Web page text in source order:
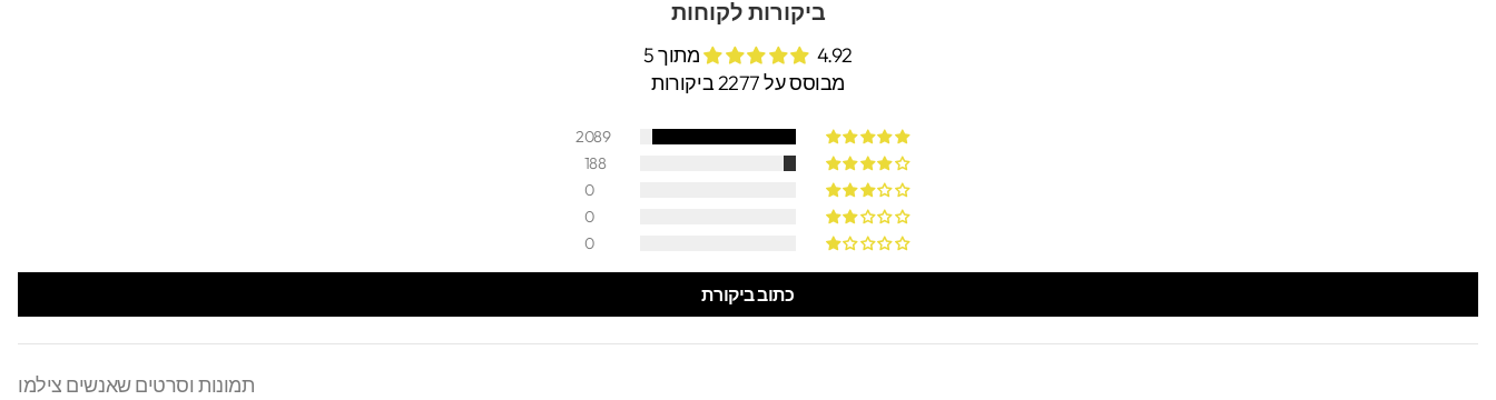
ביקורות לקוחות
4.92 מתוך 5
מבוסס על 2277 ביקורות
2089
188
0
0
0
כתוב ביקורת
תמונות וסרטים שאנשים צילמו